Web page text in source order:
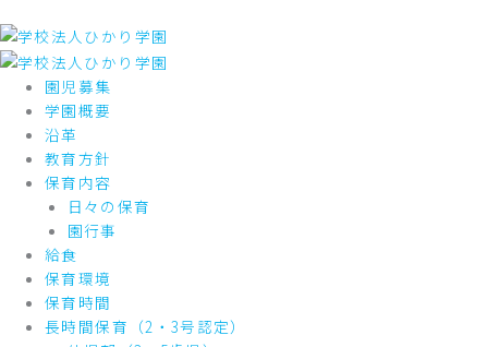
園児募集
学園概要
沿革
教育方針
保育内容
日々の保育
園行事
給食
保育環境
保育時間
長時間保育（2・3号認定）